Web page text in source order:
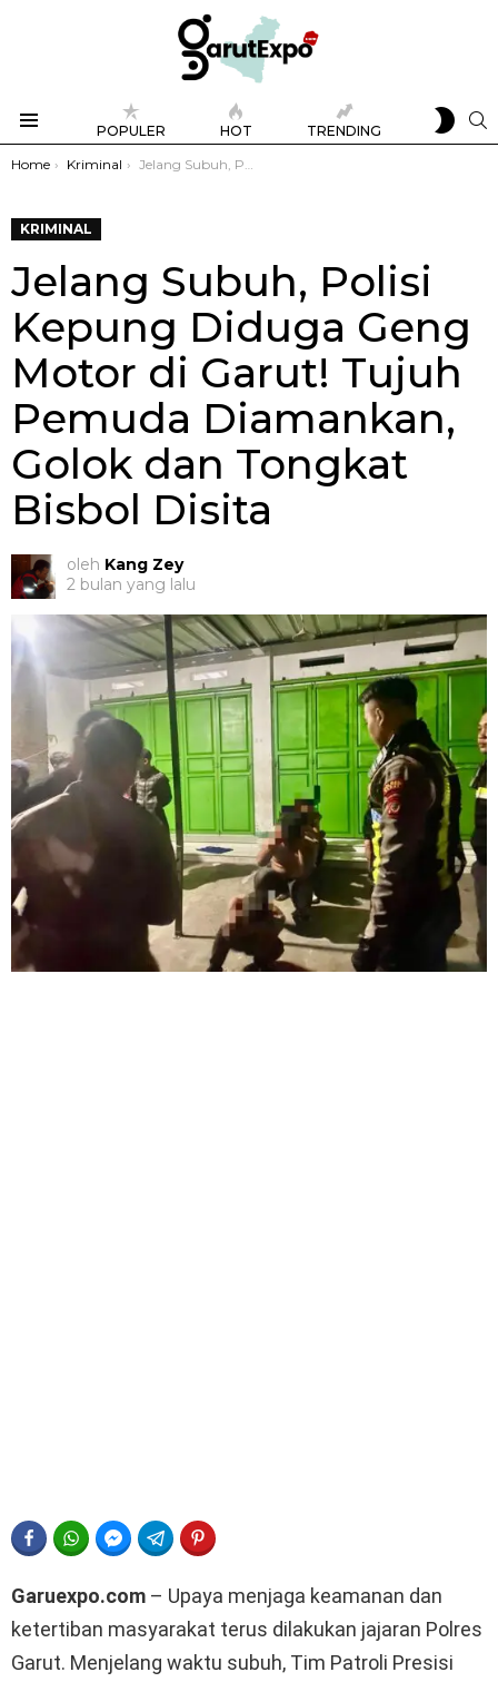
POPULER HOT TRENDING
SKIN
You are here:
Home Kriminal Jelang Subuh, Polisi Kepung Diduga Geng Motor di Garut! Tujuh Pemuda Diamankan, Golok dan Tongkat Bisbol Disita
KRIMINAL
Jelang Subuh, Polisi
Kepung Diduga Geng
Motor di Garut! Tujuh
Pemuda Diamankan,
Golok dan Tongkat
Bisbol Disita
oleh Kang Zey
2 bulan yang lalu
FACEBOOKWHATSAPPFACEBOOK MESSENGER
TELEGRAM
Garuexpo.com – Upaya menjaga keamanan dan
ketertiban masyarakat terus dilakukan jajaran Polres
Garut. Menjelang waktu subuh, Tim Patroli Presisi